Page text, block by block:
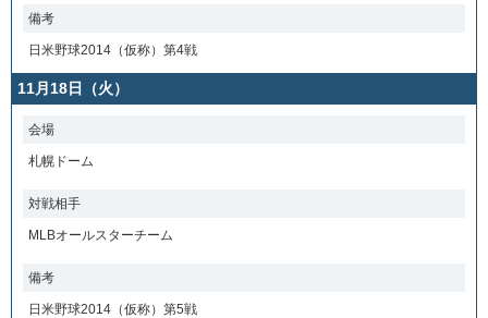
備考
日米野球2014（仮称）第4戦
11月18日（火）
会場
札幌ドーム
対戦相手
MLBオールスターチーム
備考
日米野球2014（仮称）第5戦